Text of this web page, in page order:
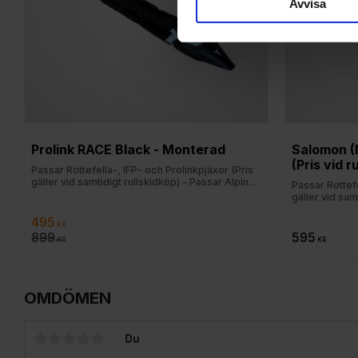
Avvisa
OMDÖMEN
Du
Prolink RACE Black - Monterad
Passar Rottefella-, IFP- och Prolinkpjäxor (Pris
gäller vid samtidigt rullskidköp) - Passar Alpina,
495 KR
899KR
Salomon
(Pris vid
Passar
gäller vid
595 KR